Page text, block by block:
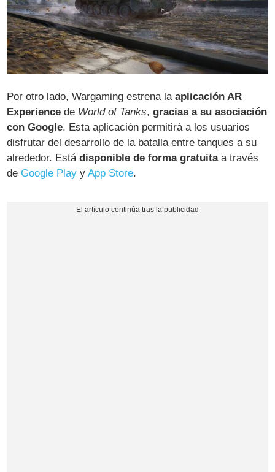
Por otro lado, Wargaming estrena laaplicación AR
Experience de World of Tanks,gracias a su asociación
con Google. Esta aplicación permitirá a los usuarios
disfrutar del desarrollo de la batalla entre tanques a su
alrededor. Estádisponible de forma gratuitaa través
de Google Play yApp Store.